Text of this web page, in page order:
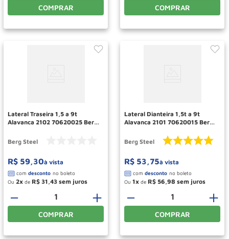
COMPRAR COMPRAR
Lateral Traseira 1,5 a 9t
Alavanca 2102 70620025 Berg
Berg Steel
R$ 59,30à vista
Ou 2 de R$ 31 43
＋
－
COMPRAR
Lateral Dianteira 1,5t a 9t
Alavanca 2101 70620015 Berg
Berg Steel
R$ 53,75à vista
Ou 1 de R$ 56 98
＋
－
COMPRAR